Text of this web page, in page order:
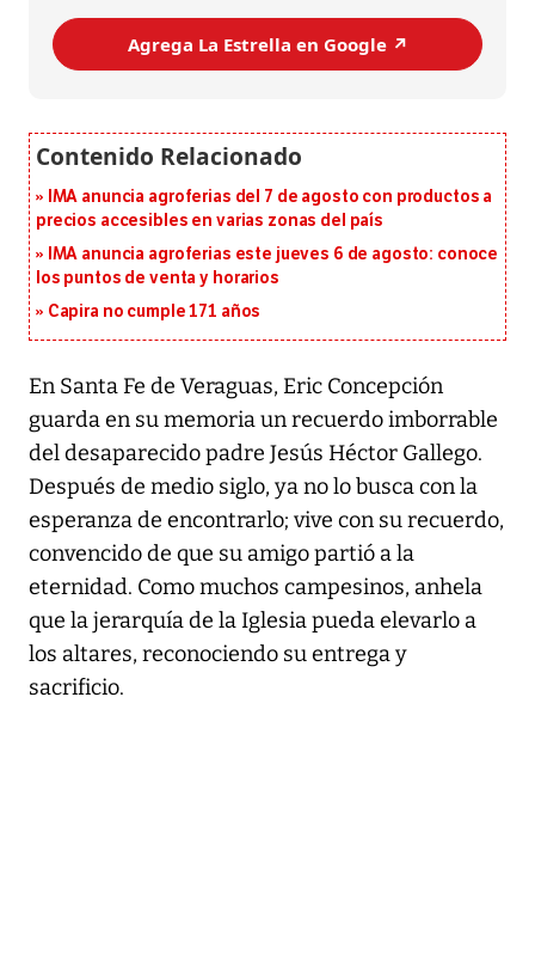
Agrega La Estrella en Google ↗️
IMA anuncia agroferias del 7 de agosto con productos a
precios accesibles en varias zonas del país
IMA anuncia agroferias este jueves 6 de agosto: conoce
los puntos de venta y horarios
Capira no cumple 171 años
En Santa Fe de Veraguas, Eric Concepción
guarda en su memoria un recuerdo imborrable
del desaparecido padre Jesús Héctor Gallego.
Después de medio siglo, ya no lo busca con la
esperanza de encontrarlo; vive con su recuerdo,
convencido de que su amigo partió a la
eternidad. Como muchos campesinos, anhela
que la jerarquía de la Iglesia pueda elevarlo a
los altares, reconociendo su entrega y
sacrificio.